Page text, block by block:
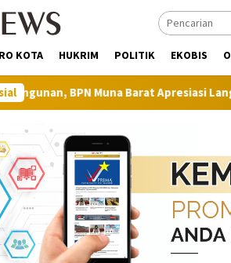
KOTA HUKRIM POLITIK EKOBIS
Barat Apresiasi Langkah Proaktif